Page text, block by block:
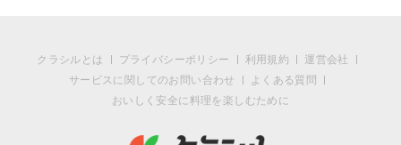
クラシルとは プライバシーポリシー 利用規約
運営会社
サービスに関してのお問い合わせ
よくある質問
おいしく安全に料理を楽しむために